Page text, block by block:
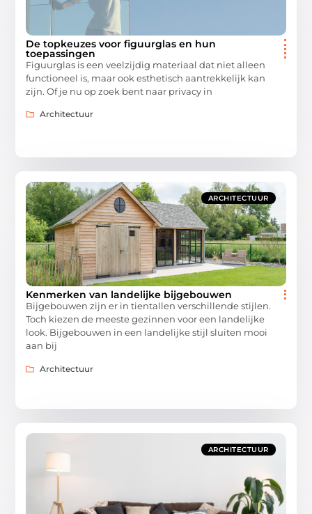
De topkeuzes voor figuurglas en hun
toepassingen
Figuurglas is een veelzijdig materiaal dat niet alleen
functioneel is, maar ook esthetisch aantrekkelijk kan
zijn. Of je nu op zoek bent naar privacy in
Architectuur
ARCHITECTUUR
Kenmerken van landelijke bijgebouwen
Bijgebouwen zijn er in tientallen verschillende stijlen.
Toch kiezen de meeste gezinnen voor een landelijke
look. Bijgebouwen in een landelijke stijl sluiten mooi
aan bij
Architectuur
ARCHITECTUUR